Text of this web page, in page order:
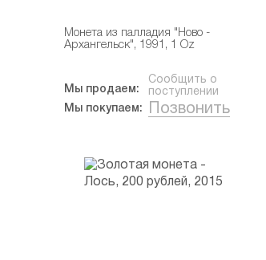
Монета из палладия "Ново -
Архангельск", 1991, 1 Oz
Мы продаем:
Сообщить о
поступлении
Мы покупаем:
Позвонить